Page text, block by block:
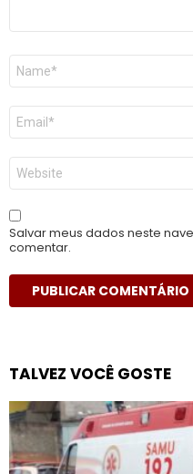
Nome
E-
mail
*
Site
Salvar meus dados neste
comentar.
TALVEZ VOCÊ GOSTE